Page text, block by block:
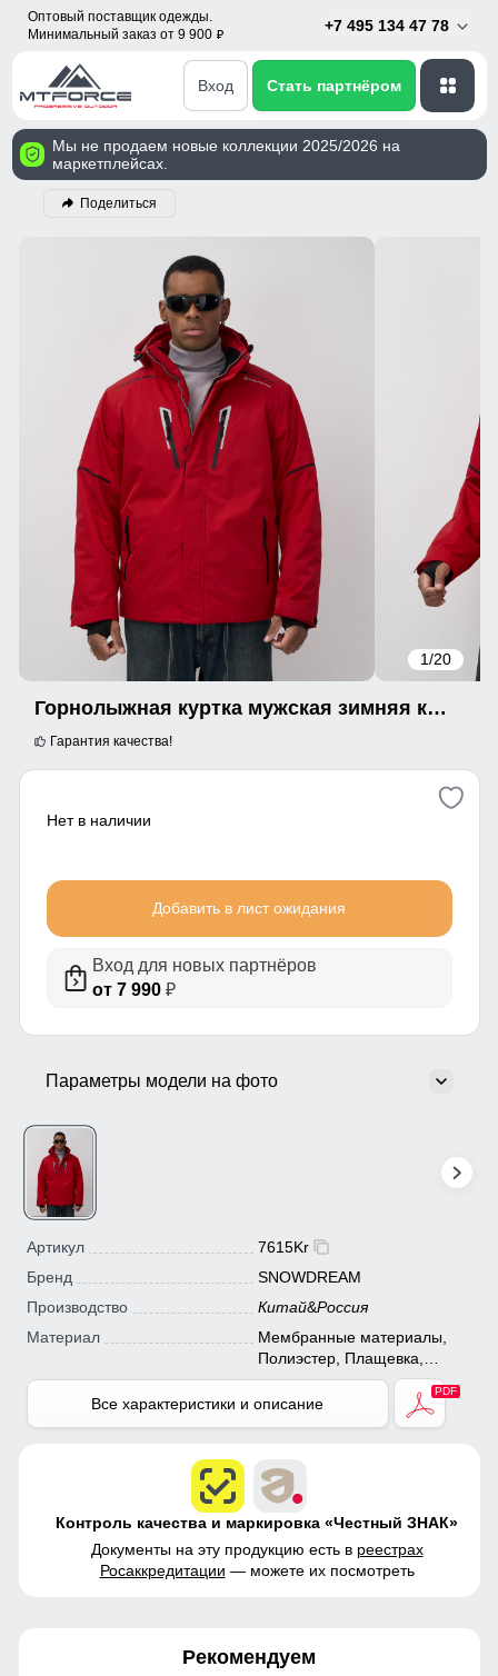
Оптовый поставщик одежды.
Минимальный заказ от 9 900 p
+7 495 134 47 78
Вход Стать партнёром
Мы не продаем новые коллекции 2025/2026 на
маркетплейсах.
Поделиться
1/20
Горнолыжная куртка мужская зимняя красного цвета 7615Kr
Гарантия качества!
Нет в наличии
Добавить в лист ожидания
Вход для новых партнёров
от 7 990₽
Параметры модели на фото
Артикул
7615Kr
Бренд
SNOWDREAM
Производство
Китай&Россия
Материал
Мембранные материалы,
Полиэстер, Плащевка,
Тефлон
Все характеристики и описание
Контроль качества и маркировка «Честный ЗНАК»
Документы на эту продукцию есть в реестрах
Росаккредитации — можете их посмотреть
Рекомендуем